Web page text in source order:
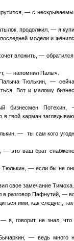
— с
продолжил, — я
модели и
вложить, — обратился
— напомнил Палыч.
Тюлькин, —
Вот и малому
бизнесмен Потехин,
твой карман
— ты сам кого
это ваш брат
— если бы не
свое замечание Тимоха.
разговор Пафнутий, —
ими, как следует, так
говорит, не знал, что
— ведь много